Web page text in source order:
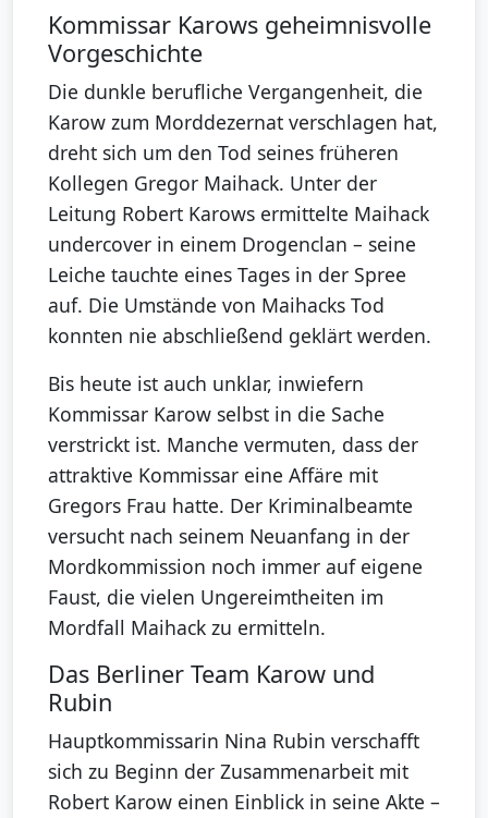
Kommissar Karows geheimnisvolle
Vorgeschichte
Die dunkle berufliche Vergangenheit, die
Karow zum Morddezernat verschlagen hat,
dreht sich um den Tod seines früheren
Kollegen Gregor Maihack. Unter der
Leitung Robert Karows ermittelte Maihack
undercover in einem Drogenclan – seine
Leiche tauchte eines Tages in der Spree
auf. Die Umstände von Maihacks Tod
konnten nie abschließend geklärt werden.
Bis heute ist auch unklar, inwiefern
Kommissar Karow selbst in die Sache
verstrickt ist. Manche vermuten, dass der
attraktive Kommissar eine Affäre mit
Gregors Frau hatte. Der Kriminalbeamte
versucht nach seinem Neuanfang in der
Mordkommission noch immer auf eigene
Faust, die vielen Ungereimtheiten im
Mordfall Maihack zu ermitteln.
Das Berliner Team Karow und
Rubin
Hauptkommissarin Nina Rubin verschafft
sich zu Beginn der Zusammenarbeit mit
Robert Karow einen Einblick in seine Akte –